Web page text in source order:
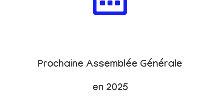
Prochaine Assemblée Générale
en 2025